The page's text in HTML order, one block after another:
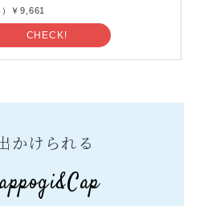
）￥9,661
CHECK!
かけられる